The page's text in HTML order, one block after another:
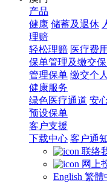
产品
健康 储蓄及退休
理赔
轻松理赔 医疗费
保单管理及缴交
管理保单 缴交个
健康服务
绿色医疗通道 安
预设保单
客户支援
下载中心 客户通
联络
网上
English 繁體